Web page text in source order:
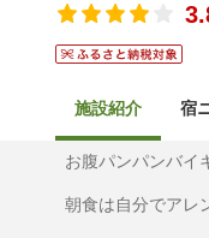
施設紹介 宿
お腹パンパンバイ
朝食は自分でアレ